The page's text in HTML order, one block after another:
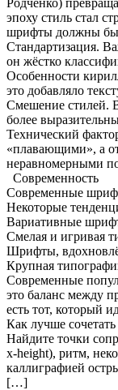
Родченко)
эпоху стиль стал
шрифты должны
Стандартизация.
он жёстко
Особенности
это добавляло
Смешение стилей.
более
Технический
«плавающими», а
неравномерными
Современность
Современные
Некоторые
Вариативные
Смелая и игривая
Шрифты,
Крупная
Современные
это баланс между
есть тот, который
Как лучше
Найдите точки
x‑height), ритм,
каллиграфией
[…]